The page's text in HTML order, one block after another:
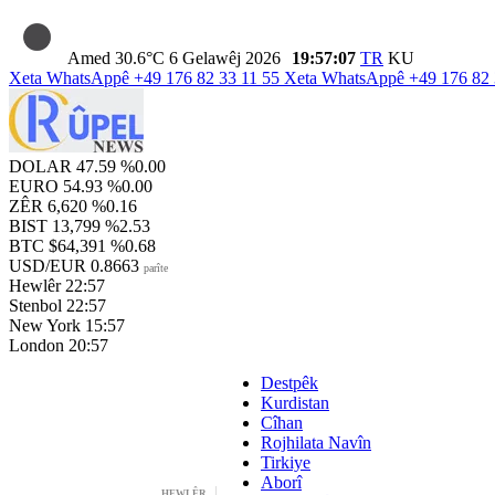
Amed 30.6°C 6 Gelawêj 2026 19:57:08 TR KU
Xeta WhatsAppê +49 176 82 33 11 55 Xeta WhatsAppê +49 176 82
DOLAR 47.59 %0.00
EURO 54.93 %0.00
ZÊR 6,620 %0.16
BIST 13,799 %2.53
BTC $64,391 %0.68
USD/EUR 0.8663 parîte
Hewlêr 22:57
Stenbol 22:57
New York 15:57
London 20:57
Destpêk
Kurdistan
Cîhan
Rojhilata Navîn
Tirkiye
Aborî